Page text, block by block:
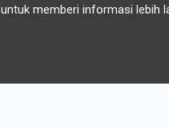
untuk memberi informasi lebih